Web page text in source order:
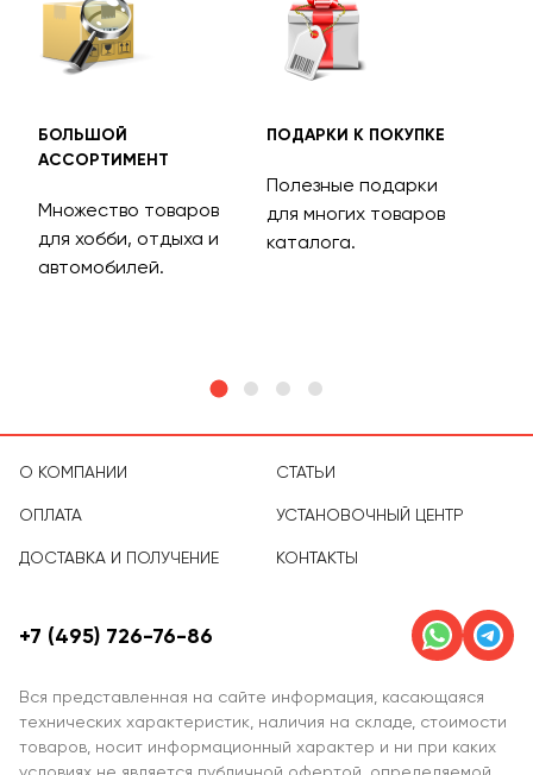
БОЛЬШОЙ
АССОРТИМЕНТ
Множество товаров
для хобби, отдыха и
автомобилей.
ПОДАРКИ К ПОКУПКЕ
Полезные подарки
для многих товаров
каталога.
О КОМПАНИИ
ОПЛАТА
ДОСТАВКА И ПОЛУЧЕНИЕ
СТАТЬИ
УСТАНОВОЧНЫЙ ЦЕНТР
КОНТАКТЫ
Вся представленная на сайте информация, касающаяся
технических характеристик, наличия на складе, стоимости
товаров, носит информационный характер и ни при каких
+7 (495) 726-76-86